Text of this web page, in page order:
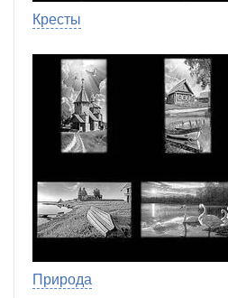
Кресты
Природа